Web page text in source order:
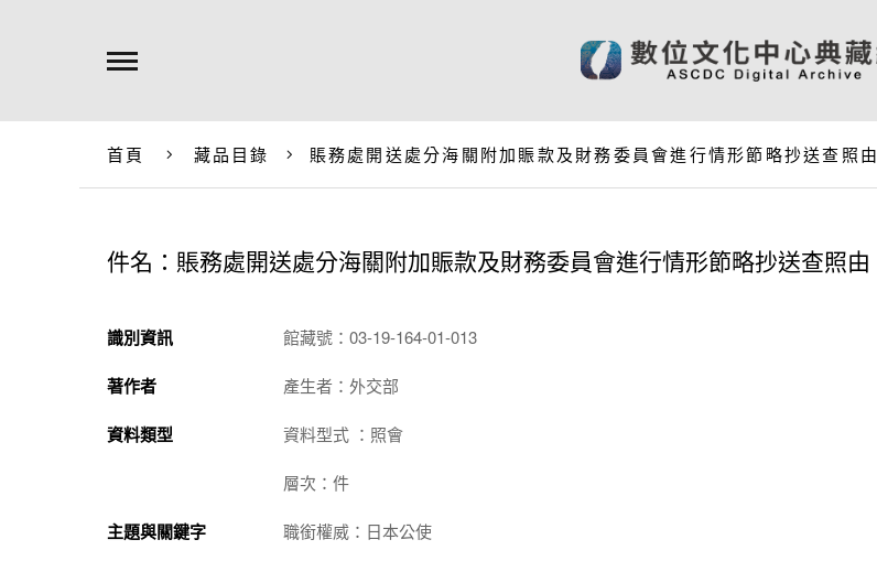
首頁 藏品目錄 賬務處開送處分海關附加賑款及財務委員會進行情形節略抄送查照由
件名：賬務處開送處分海關附加賑款及財務委員會進行情形節略抄送查照由
識別資訊 館藏號：03-19-164-01-013
著作者 產生者：外交部
資料類型 資料型式 ：照會
層次：件
主題與關鍵字 職銜權威：日本公使